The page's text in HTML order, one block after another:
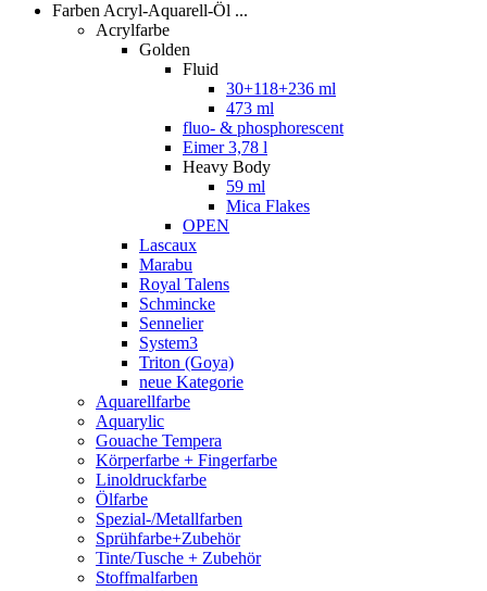
Farben Acryl-Aquarell-Öl ...
Acrylfarbe
Golden
Fluid
30+118+236 ml
473 ml
fluo- & phosphorescent
Eimer 3,78 l
Heavy Body
59 ml
Mica Flakes
OPEN
Lascaux
Marabu
Royal Talens
Schmincke
Sennelier
System3
Triton (Goya)
neue Kategorie
Aquarellfarbe
Aquarylic
Gouache Tempera
Körperfarbe + Fingerfarbe
Linoldruckfarbe
Ölfarbe
Spezial-/Metallfarben
Sprühfarbe+Zubehör
Tinte/Tusche + Zubehör
Stoffmalfarben